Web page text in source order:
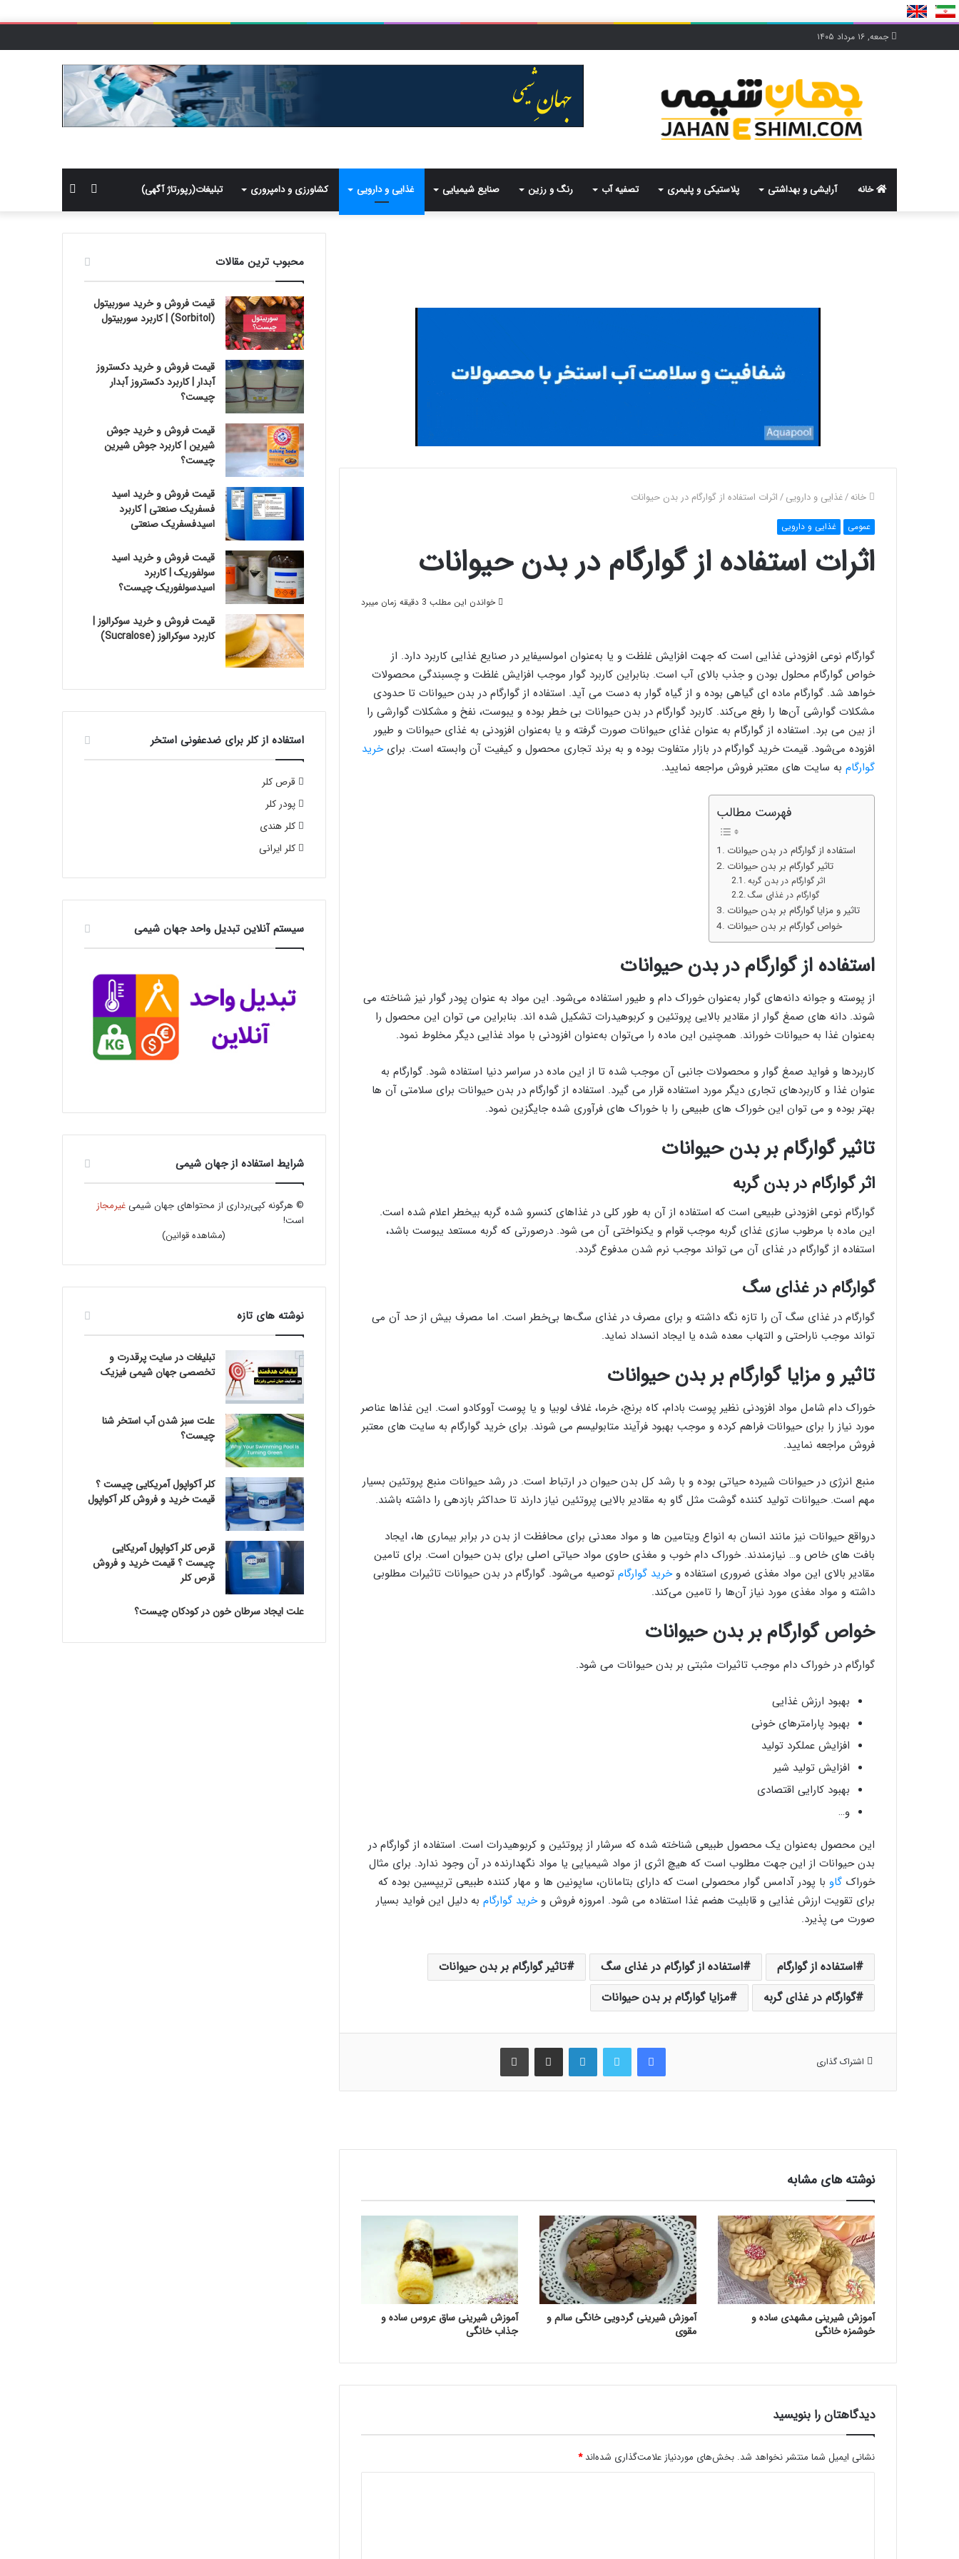
جمعه, ۱۶ مرداد ۱۴۰۵
خانه آرایشی و بهداشتی پلاستیکی و پلیمری تصفیه آب رنگ و رزین صنایع شیمیایی غذایی و دارویی کشاورزی و دامپروری تبلیغات(رپورتاژ آگهی)
برای
سایدبار
خانه/غذایی و دارویی/اثرات استفاده از گوارگام در بدن حیوانات
عمومی غذایی و دارویی
اثرات استفاده از گوارگام در بدن حیوانات
خواندن این مطلب 3 دقیقه زمان میبرد
گوارگام نوعی افزودنی غذایی است که جهت افزایش غلظت و یا به‌عنوان امولسیفایر در صنایع غذایی کاربرد دارد. از
خواص گوارگام محلول بودن و جذب بالای آب است. بنابراین کاربرد گوار موجب افزایش غلظت و چسبندگی محصولات
خواهد شد. گوارگام ماده ای گیاهی بوده و از گیاه گوار به دست می آید. استفاده از گوارگام در بدن حیوانات تا حدودی
مشکلات گوارشی آن‌ها را رفع می‌کند. کاربرد گوارگام در بدن حیوانات بی خطر بوده و یبوست، نفخ و مشکلات گوارشی را
از بین می برد. استفاده از گوارگام به عنوان غذای حیوانات صورت گرفته و یا به‌عنوان افزودنی به غذای حیوانات و طیور
افزوده می‌شود. قیمت خرید گوارگام در بازار متفاوت بوده و به برند تجاری محصول و کیفیت آن وابسته است. برایخرید
گوارگام به سایت های معتبر فروش مراجعه نمایید.
فهرست مطالب
استفاده از گوارگام در بدن حیوانات
تاثیر گوارگام بر بدن حیوانات
گوارگام در غذای سگ‌
تاثیر و مزایا گوارگام بر بدن حیوانات
خواص گوارگام بر بدن حیوانات
استفاده از گوارگام در بدن حیوانات
از پوسته و جوانه دانه‌های گوار به‌عنوان خوراک دام و طیور استفاده می‌شود. این مواد به عنوان پودر گوار نیز شناخته می
شوند. دانه های صمغ گوار از مقادیر بالایی پروتئین و کربوهیدرات تشکیل شده اند. بنابراین می توان این محصول را
به‌عنوان غذا به حیوانات خوراند. همچنین این ماده را می‌توان به‌عنوان افزودنی با مواد غذایی دیگر مخلوط نمود.
کاربردها و فواید صمغ گوار و محصولات جانبی آن موجب شده تا از این ماده در سراسر دنیا استفاده شود. گوارگام به
عنوان غذا و کاربردهای تجاری دیگر مورد استفاده قرار می گیرد. استفاده از گوارگام در بدن حیوانات برای سلامتی آن ها
بهتر بوده و می توان این خوراک های طبیعی را با خوراک های فرآوری شده جایگزین نمود.
تاثیر گوارگام بر بدن حیوانات
اثر گوارگام در بدن گربه‌
گوارگام نوعی افزودنی طبیعی است که استفاده از آن به طور کلی در غذاهای کنسرو شده گربه بی‎خطر اعلام شده است.
این ماده با مرطوب سازی غذای گربه موجب قوام و یکنواختی آن می شود. درصورتی که گربه مستعد یبوست باشد،
استفاده از گوارگام در غذای آن می تواند موجب نرم شدن مدفوع گردد.
گوارگام در غذای سگ‌
گوارگام در غذای سگ‎ آن را تازه نگه داشته و برای مصرف در غذای سگ‌ها بی‌خطر است. اما مصرف بیش از حد آن می
تواند موجب ناراحتی و التهاب معده شده یا ایجاد انسداد نماید.
تاثیر و مزایا گوارگام بر بدن حیوانات
خوراک دام شامل مواد افزودنی نظیر پوست بادام، کاه برنج، خرما، غلاف لوبیا و یا پوست آووکادو است. این غذاها عناصر
مورد نیاز را برای حیوانات فراهم کرده و موجب بهبود فرآیند متابولیسم می شوند. برای خرید گوارگام به سایت های معتبر
فروش مراجعه نمایید.
منبع انرژی در حیوانات شیرده حیاتی بوده و با رشد کل بدن حیوان در ارتباط است. در رشد حیوانات منبع پروتئین بسیار
مهم است. حیوانات تولید کننده گوشت مثل گاو به مقادیر بالایی پروتئین نیاز دارند تا حداکثر بازدهی را داشته باشند.
درواقع حیوانات نیز مانند انسان به انواع ویتامین ها و مواد معدنی برای محافظت از بدن در برابر بیماری ها، ایجاد
بافت های خاص و… نیازمندند. خوراک دام خوب و مغذی حاوی مواد حیاتی اصلی برای بدن حیوان است. برای تامین
مقادیر بالای این مواد مغذی ضروری استفاده وخرید گوارگام توصیه می‌شود. گوارگام در بدن حیوانات تاثیرات مطلوبی
داشته و مواد مغذی مورد نیاز آن‌ها را تامین می‌کند.
خواص گوارگام بر بدن حیوانات
گوارگام در خوراک دام موجب تاثیرات مثبتی بر بدن حیوانات می شود.
بهبود ارزش غذایی
بهبود پارامترهای خونی
افزایش عملکرد تولید
افزایش تولید شیر
بهبود کارایی اقتصادی
و…
این محصول به‌عنوان یک محصول طبیعی شناخته شده که سرشار از پروتئین و کربوهیدرات است. استفاده از گوارگام در
بدن حیوانات از این جهت مطلوب است که هیچ اثری از مواد شیمیایی یا مواد نگهدارنده در آن وجود ندارد. برای مثال
خوراک گاو با پودر آدامس گوار محصولی است که دارای بتامانان، ساپونین ها و مهار کننده طبیعی تریپسین بوده که
برای تقویت ارزش غذایی و قابلیت هضم غذا استفاده می شود. امروزه فروش وخرید گوارگام به دلیل این فواید بسیار
صورت می پذیرد.
استفاده از گوارگام استفاده از گوارگام در غذای سگ
تاثیر گوارگام بر بدن حیوانات
گوارگام در غذای گربه
مزایا گوارگام بر بدن حیوانات
اشتراک گذاری
فیس بوک لینکدین اشتراک گذاری از طریق ایمیل
نوشته های مشابه
آموزش شیرینی مشهدی ساده و
خوشمزه خانگی
آموزش شیرینی گردویی خانگی سالم و
مقوی
آموزش شیرینی ساق عروس ساده و
جذاب خانگی
دیدگاهتان را بنویسید
نشانی ایمیل شما منتشر نخواهد شد. بخش‌های موردنیاز علامت‌گذاری شده‌اند*
محبوب ترین مقالات
قیمت فروش و خرید سوربیتول
(Sorbitol) | کاربرد سوربیتول
قیمت فروش و خرید دکستروز
آبدار | کاربرد دکستروز آبدار
چیست؟
قیمت فروش و خرید جوش
شیرین | کاربرد جوش شیرین
چیست؟
قیمت فروش و خرید اسید
فسفریک صنعتی | کاربرد
اسیدفسفریک صنعتی
قیمت فروش و خرید اسید
سولفوریک | کاربرد
اسیدسولفوریک چیست؟
قیمت فروش و خرید سوکرالوز |
کاربرد سوکرالوز (Sucralose)
استفاده از کلر برای ضدعفونی استخر
قرص کلر
پودر کلر
کلر هندی
کلر ایرانی
سیستم آنلاین تبدیل واحد جهان شیمی
شرایط استفاده از جهان شیمی
© هرگونه کپی‌برداری از محتواهای جهان شیمیغیرمجاز
است!
(مشاهده قوانین)
نوشته های تازه
تبلیغات در سایت پرقدرت و
تخصصی جهان شیمی فیزیک
علت سبز شدن آب استخر شنا
چیست؟
کلر آکواپول آمریکایی چیست ؟
قیمت خرید و فروش کلر آکواپول
قرص کلر آکواپول آمریکایی
چیست ؟ قیمت خرید و فروش
قرص کلر
علت ایجاد سرطان خون در کودکان چیست؟